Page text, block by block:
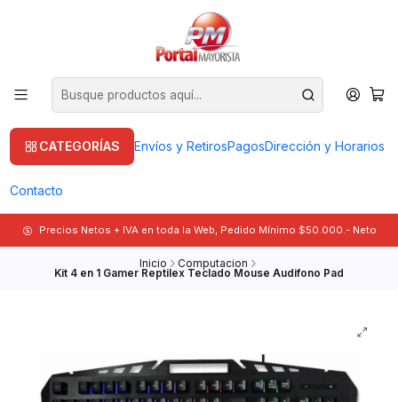
CATEGORÍAS Envíos y RetirosPagosDirección y Horarios
Contacto
Precios Netos + IVA en toda la Web, Pedido Mínimo $50.000.- Neto
Inicio Computacion
Kit 4 en 1 Gamer Reptilex Teclado Mouse Audifono Pad